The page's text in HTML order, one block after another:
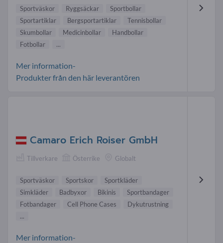
Sportväskor Ryggsäckar
Sportbollar
Sportartiklar
Bergsportartiklar
Tennisbollar
Skumbollar
Medicinbollar
Handbollar
Fotbollar
...
Mer information-
Produkter från den här leverantören
Camaro Erich Roiser GmbH
Tillverkare Österrike Globalt
Sportväskor Sportskor
Sportkläder
Simkläder
Badbyxor Bikinis
Sportbandager
Fotbandager
Cell Phone Cases
Dykutrustning
...
Mer information-